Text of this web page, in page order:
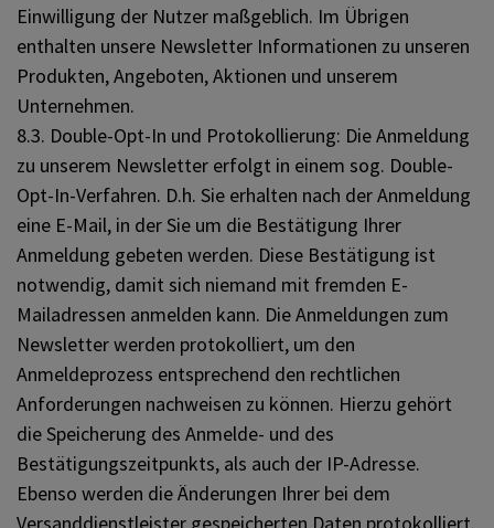
Einwilligung der Nutzer maßgeblich. Im Übrigen
enthalten unsere Newsletter Informationen zu unseren
Produkten, Angeboten, Aktionen und unserem
Unternehmen.
8.3. Double-Opt-In und Protokollierung: Die Anmeldung
zu unserem Newsletter erfolgt in einem sog. Double-
Opt-In-Verfahren. D.h. Sie erhalten nach der Anmeldung
eine E-Mail, in der Sie um die Bestätigung Ihrer
Anmeldung gebeten werden. Diese Bestätigung ist
notwendig, damit sich niemand mit fremden E-
Mailadressen anmelden kann. Die Anmeldungen zum
Newsletter werden protokolliert, um den
Anmeldeprozess entsprechend den rechtlichen
Anforderungen nachweisen zu können. Hierzu gehört
die Speicherung des Anmelde- und des
Bestätigungszeitpunkts, als auch der IP-Adresse.
Ebenso werden die Änderungen Ihrer bei dem